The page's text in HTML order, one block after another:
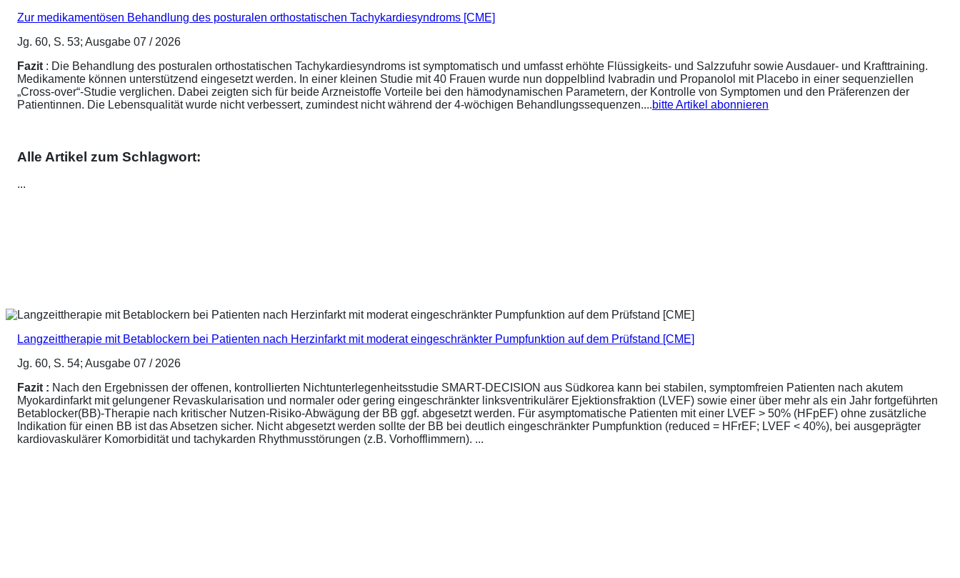
Zur medikamentösen Behandlung des posturalen orthostatischen Tachykardiesyndroms [CME]
Jg. 60, S. 53; Ausgabe 07 / 2026
Fazit : Die Behandlung des posturalen orthostatischen Tachykardiesyndroms ist symptomatisch und umfasst erhöhte Flüssigkeits- und Salzzufuhr sowie Ausdauer- und Krafttraining.
Medikamente können unterstützend eingesetzt werden. In einer kleinen Studie mit 40 Frauen wurde nun doppelblind Ivabradin und Propanolol mit Placebo in einer sequenziellen
„Cross-over“-Studie verglichen. Dabei zeigten sich für beide Arzneistoffe Vorteile bei den hämodynamischen Parametern, der Kontrolle von Symptomen und den Präferenzen der
Patientinnen. Die Lebensqualität wurde nicht verbessert, zumindest nicht während der 4-wöchigen Behandlungssequenzen....bitte Artikel abonnieren
Alle Artikel zum Schlagwort:
...
Langzeittherapie mit Betablockern bei Patienten nach Herzinfarkt mit moderat eingeschränkter Pumpfunktion auf dem Prüfstand [CME]
Jg. 60, S. 54; Ausgabe 07 / 2026
Fazit : Nach den Ergebnissen der offenen, kontrollierten Nichtunterlegenheitsstudie SMART-DECISION aus Südkorea kann bei stabilen, symptomfreien Patienten nach akutem
Myokardinfarkt mit gelungener Revaskularisation und normaler oder gering eingeschränkter linksventrikulärer Ejektionsfraktion (LVEF) sowie einer über mehr als ein Jahr fortgeführten
Betablocker(BB)-Therapie nach kritischer Nutzen-Risiko-Abwägung der BB ggf. abgesetzt werden. Für asymptomatische Patienten mit einer LVEF > 50% (HFpEF) ohne zusätzliche
Indikation für einen BB ist das Absetzen sicher. Nicht abgesetzt werden sollte der BB bei deutlich eingeschränkter Pumpfunktion (reduced = HFrEF; LVEF < 40%), bei ausgeprägter
kardiovaskulärer Komorbidität und tachykarden Rhythmusstörungen (z.B. Vorhofflimmern). ...